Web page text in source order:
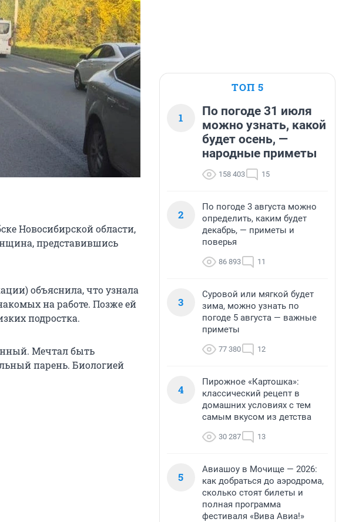
Новосибирской области,
представившись
объяснила, что узнала
на работе. Позже ей
подростка.
Мечтал быть
парень. Биологией
ТОП 5
1
По погоде 31 июля
можно узнать, какой
будет осень, —
народные приметы
158 403 15
2
По погоде 3 августа можно
определить, каким будет
декабрь, — приметы и
поверья
86 893 11
3
Суровой или мягкой будет
зима, можно узнать по
погоде 5 августа — важные
приметы
77 380 12
4
Пирожное «Картошка»:
классический рецепт в
домашних условиях с тем
самым вкусом из детства
30 287 13
5
Авиашоу в Мочище — 2026:
как добраться до аэродрома,
сколько стоят билеты и
полная программа
фестиваля «Вива Авиа!»